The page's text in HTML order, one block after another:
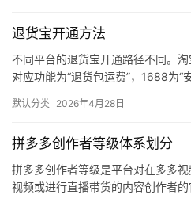
退货宝开通方法
不同平台的退货宝开通路径不同。
对应功能为“退货包运费”，1688为“
默认分类 2026年4月28日
拼多多创作者等级体系划分
拼多多创作者等级是平台对在多多
视频或进行直播带货的内容创作者